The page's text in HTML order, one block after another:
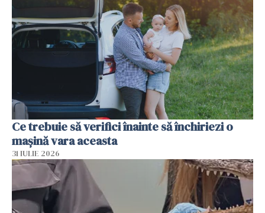
Ce trebuie să verifici înainte să închiriezi o
mașină vara aceasta
31 IULIE 2026